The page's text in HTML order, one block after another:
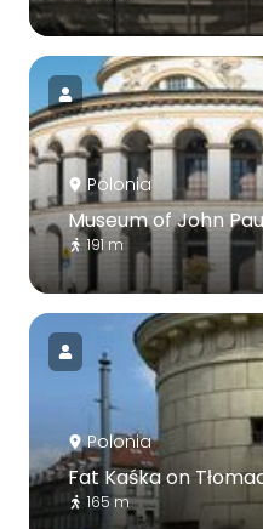
Polonia
Museum of John
191 m
Polonia
Fat Kaśka on
165 m